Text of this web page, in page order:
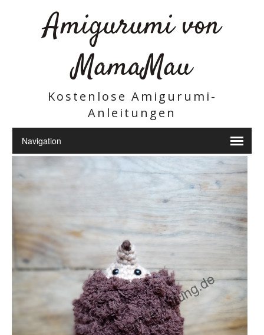
Amigurumi von
MamaMau
Kostenlose Amigurumi-
Anleitungen